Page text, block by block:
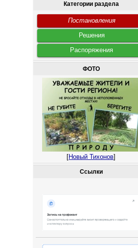
Категории раздела
Постановления
Решения
Распоряжения
ФОТО
[Новый Тихонов]
Ссылки